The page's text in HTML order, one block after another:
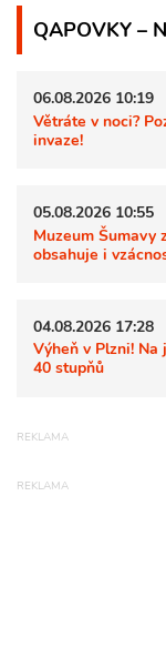
QAPOVKY –
06.08.2026 10:19
Větráte v noci?
invaze!
05.08.2026 10:55
Muzeum Šumavy
obsahuje i
04.08.2026 17:28
Výheň v Plzni!
40 stupňů